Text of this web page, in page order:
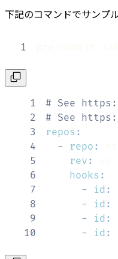
下記のコマンドでサンプ
1
1
# See
2
# See
3
repos :
4
- repo :
5
rev :
6
hooks :
7
- id :
8
- id :
9
- id :
10
- id :